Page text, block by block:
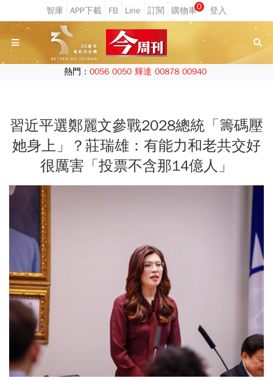
0
熱門： 0056 0050 輝達 00878 00940
習近平選鄭麗文參戰2028總統「籌碼壓
她身上」？莊瑞雄：有能力和老共交好
很厲害「投票不含那14億人」